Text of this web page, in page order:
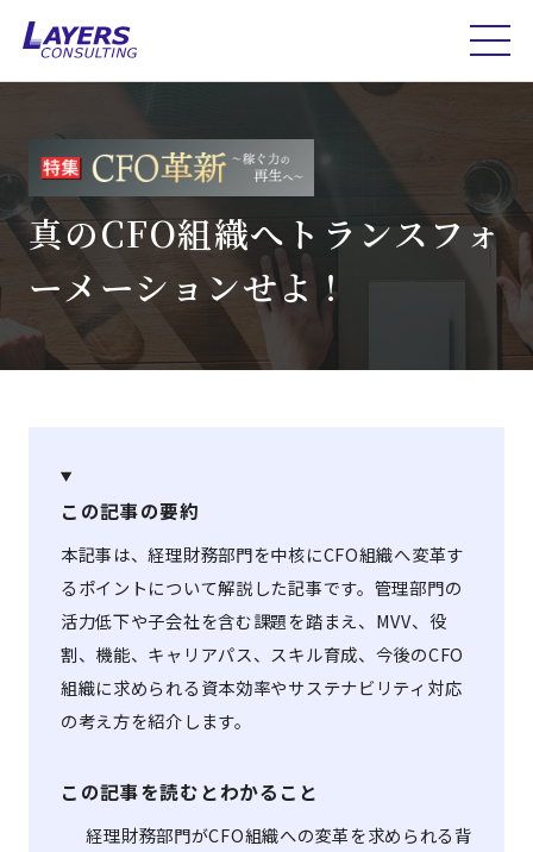
真のCFO組織へトランスフォ
ーメーションせよ！
この記事の要約
本記事は、経理財務部門を中核にCFO組織へ変革す
るポイントについて解説した記事です。管理部門の
活力低下や子会社を含む課題を踏まえ、MVV、役
割、機能、キャリアパス、スキル育成、今後のCFO
組織に求められる資本効率やサステナビリティ対応
の考え方を紹介します。
この記事を読むとわかること
経理財務部門がCFO組織への変革を求められる背